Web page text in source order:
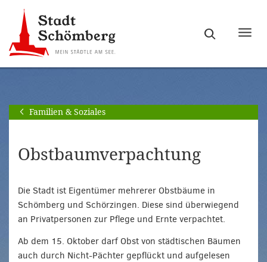
Hauptnavigation
springen
[Alt]+
Seiteninhalt
springen
[Alt]+
Familien & Soziales
Obstbaumverpachtung
Die Stadt ist Eigentümer mehrerer Obstbäume in
Schömberg und Schörzingen. Diese sind überwiegend
an Privatpersonen zur Pflege und Ernte verpachtet.
Ab dem 15. Oktober darf Obst von städtischen Bäumen
auch durch Nicht-Pächter gepflückt und aufgelesen